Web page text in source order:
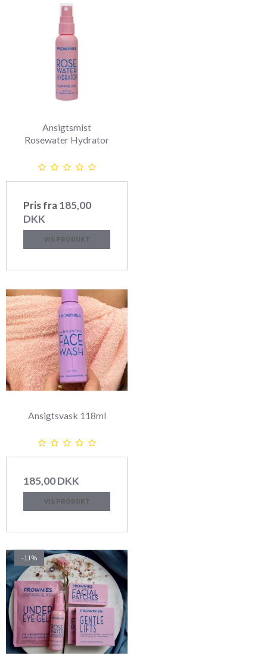
Ansigtsmist
Rosewater Hydrator
Pris fra185,00
DKK
VIS PRODUKT
Ansigtsvask 118ml
185,00 DKK
VIS PRODUKT
-11%